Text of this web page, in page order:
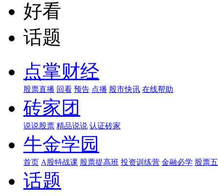
好看
话题
点掌财经
股票直播 回看 预告 点播 股市快讯 在线帮助
砖家团
说说股票 精品说说 认证砖家
牛金学园
首页 A股特战课 股票提高班 投资训练营 金融必学 股票
话题